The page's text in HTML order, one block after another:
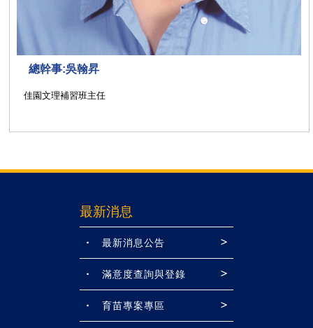
總幹事:吳翰昇
佳園文理補習班主任
最新消息
最新消息公告
滿意度查詢與登錄
育苗專案專區